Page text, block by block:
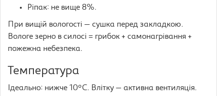
Ріпак: не вище 8%.
При вищій вологості — сушка перед закладкою.
Вологе зерно в силосі = грибок + самонагрівання +
пожежна небезпека.
Температура
Ідеально: нижче 10°C. Влітку — активна вентиляція.